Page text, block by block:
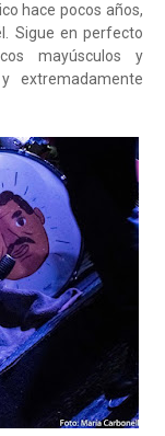
hace pocos años,
Sigue en perfecto
mayúsculos y
extremadamente